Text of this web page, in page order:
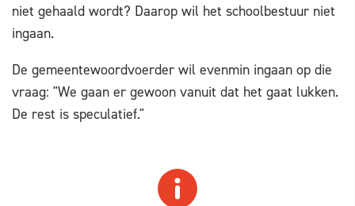
niet gehaald wordt? Daarop wil het schoolbestuur niet
ingaan.
De gemeentewoordvoerder wil evenmin ingaan op die
vraag: "We gaan er gewoon vanuit dat het gaat lukken.
De rest is speculatief."